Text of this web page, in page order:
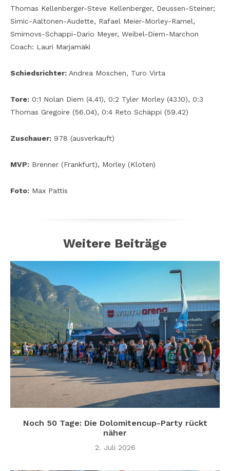
Thomas Kellenberger-Steve Kellenberger, Deussen-Steiner;
Simic-Aaltonen-Audette, Rafael Meier-Morley-Ramel,
Smirnovs-Schappi-Dario Meyer, Weibel-Diem-Marchon
Coach: Lauri Marjamäki
Schiedsrichter: Andrea Moschen, Turo Virta
Tore: 0:1 Nolan Diem (4.41), 0:2 Tyler Morley (43.10), 0:3
Thomas Gregoire (56.04), 0:4 Reto Schäppi (59.42)
Zuschauer: 978 (ausverkauft)
MVP: Brenner (Frankfurt), Morley (Kloten)
Foto: Max Pattis
Weitere Beiträge
Noch 50 Tage: Die Dolomitencup-Party rückt
näher
2. Juli 2026